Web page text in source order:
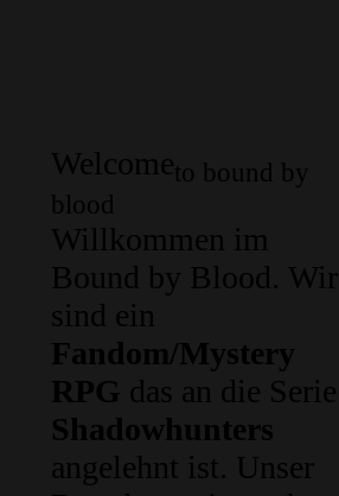
Welcometo bound by
blood
Willkommen im
Bound by Blood. Wir
sind ein
Fandom/Mystery
RPG das an die Serie
Shadowhunters
angelehnt ist. Unser